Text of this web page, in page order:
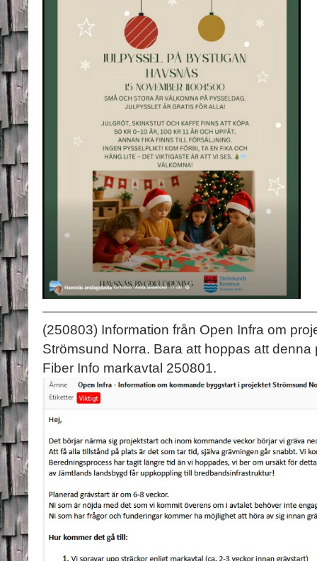
(250803) Information från Open Infra om
Strömsund Norra. Bara att hoppas att denna
Fiber Info markavtal 250801.